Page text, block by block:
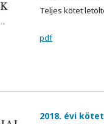
Teljes kötet
pdf
2018. évi kötet